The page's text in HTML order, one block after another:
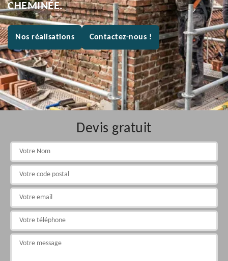
CHEMINÉE.
Nos réalisations Contactez-nous !
Devis gratuit